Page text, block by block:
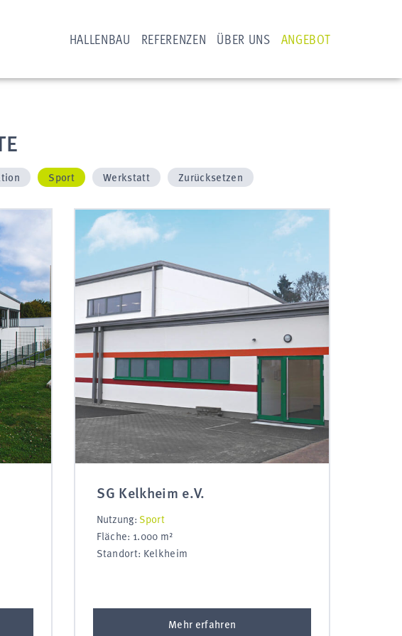
HALLENBAU REFERENZEN ÜBER UNS ANGEBOT
Sport Werkstatt Zurücksetzen
SG Kelkheim e.V.
Nutzung: Sport
Fläche: 1.000 m²
Standort: Kelkheim
Mehr erfahren